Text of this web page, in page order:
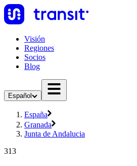
Visión
Regiones
Socios
Blog
Español
España
Granada
Junta de Andalucia
313